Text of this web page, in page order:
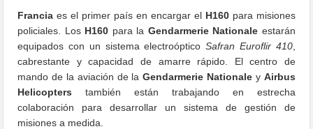
Francia es el primer país en encargar el H160para misiones
policiales. Los H160 para la Gendarmerie Nationale estarán
equipados con un sistema electroópticoSafran Euroflir 410,
cabrestante y capacidad de amarre rápido. El centro de
mando de la aviación de laGendarmerie Nationaley Airbus
Helicopters también están trabajando en estrecha
colaboración para desarrollar un sistema de gestión de
misiones a medida.